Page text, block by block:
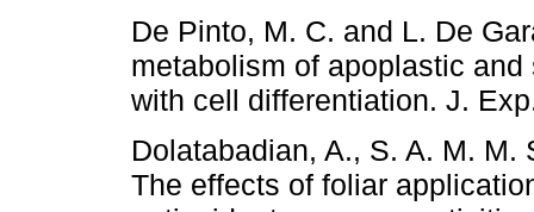
De Pinto, M. C. and L. De
metabolism of apoplastic
with cell differentiation. J.
Dolatabadian, A., S. A. M. M.
The effects of foliar